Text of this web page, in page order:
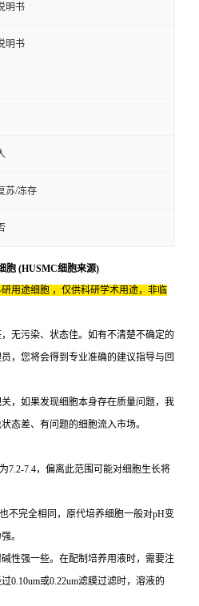
明书
明书
苏/冻存
胞 (HUSMC细胞来源)
研用途细胞 ，仅供科研学术用途，非临
无污染、状态佳。如有不清楚不确定的
，您将会得到专业准确的建议指导与回
，如果发现细胞本身存在质量问题，我
态差、有问题的细胞流入市场。
7.2-7.4，偏离此范围可能对细胞生长将
不完全相同，原代培养细胞一般对pH变
。
性强一些。在配制培养用液时，需要注
0.10um或0.22um滤膜过滤时，溶液的